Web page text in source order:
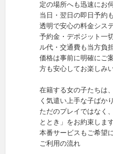
定の場所へも迅速にお
当日・翌日の即日予約
透明で安心の料金シス
予約金・デポジット一
ル代・交通費も当方負
価格は事前に明確にご
方も安心してお楽しみ
在籍する女の子たちは
く気遣い上手な子ばかり
ただのプレイではなく
ととき」をお約束します
本番サービスもご希望
ご利用の流れ